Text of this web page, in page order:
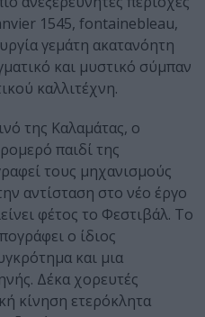
1545, fontainebleau,
γεμάτη ακατανόητη
και μυστικό σύμπαν
καλλιτέχνη.
της Καλαμάτας, ο
παιδί της
τους μηχανισμούς
αντίσταση στο νέο έργο
φέτος το Φεστιβάλ. Το
ο ίδιος
και μια
Δέκα χορευτές
κίνηση ετερόκλητα